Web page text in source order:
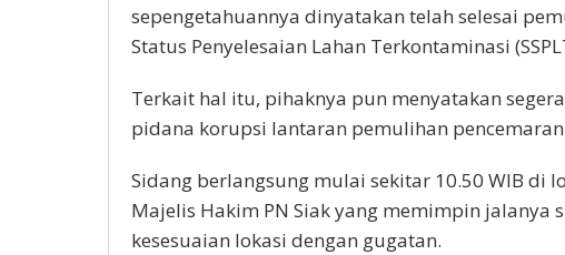
sepengetahuannya dinyatakan telah selesai
Status Penyelesaian Lahan Terkontaminasi
Terkait hal itu, pihaknya pun menyatakan
pidana korupsi lantaran pemulihan
Sidang berlangsung mulai sekitar 10.50 WIB di
Majelis Hakim PN Siak yang memimpin jalanya
kesesuaian lokasi dengan gugatan.